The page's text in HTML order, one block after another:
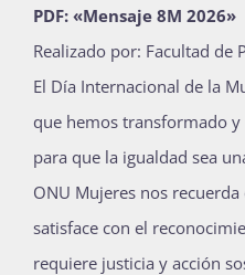
La
PDF: «Mensaje 8M 2026»
Realizado por: Facultad de
El Día Internacional de la
que hemos transformado
para que la igualdad sea
ONU Mujeres nos
satisface con el
requiere justicia y acción